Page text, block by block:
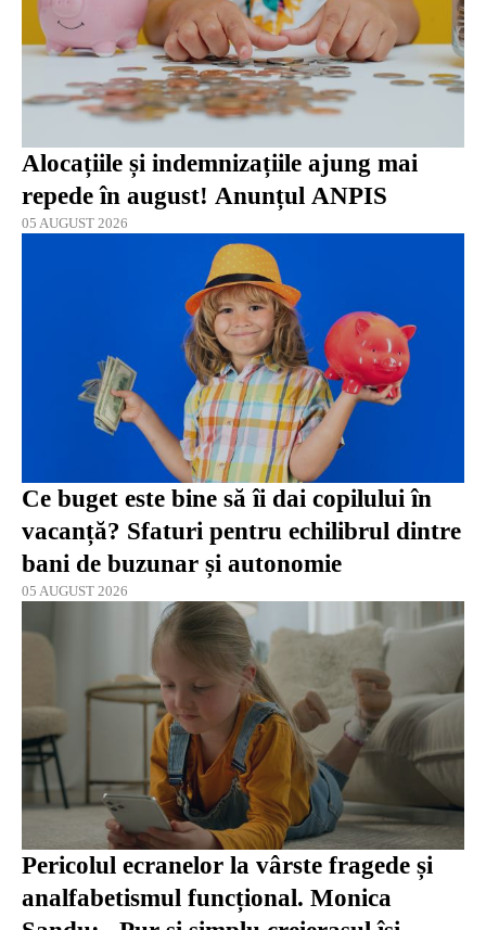
Alocațiile și indemnizațiile ajung mai
repede în august! Anunțul ANPIS
05 AUGUST 2026
Ce buget este bine să îi dai copilului în
vacanță? Sfaturi pentru echilibrul dintre
bani de buzunar și autonomie
05 AUGUST 2026
Pericolul ecranelor la vârste fragede și
analfabetismul funcțional. Monica